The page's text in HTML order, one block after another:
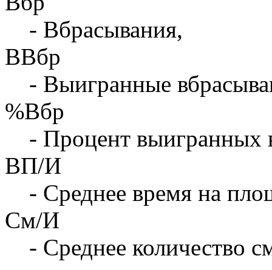
- Вбрасывания,
ВВбр
- Выигранные
%Вбр
- Процент выигранных
ВП/И
- Среднее время на
См/И
- Среднее количество